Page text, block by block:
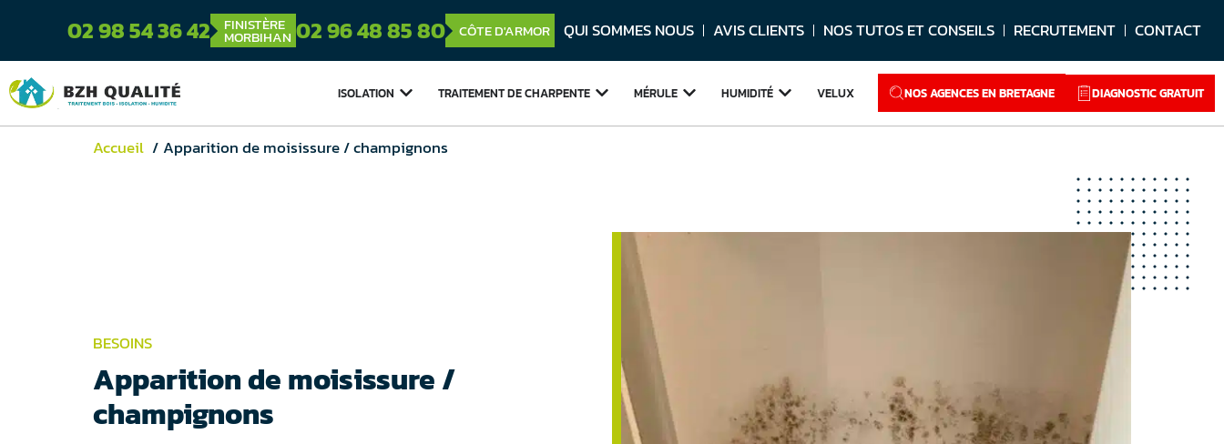
02 98 54 36 42 FINISTÈRE
MORBIHAN 02 96 48 85 80 CÔTE D'ARMOR QUI SOMMES NOUS AVIS CLIENTS NOS TUTOS ET CONSEILS RECRUTEMENT CONTACT
ISOLATION TRAITEMENT DECHARPENTE MÉRULE HUMIDITÉ VELUX NOS AGENCES EN BRETAGNE DIAGNOSTIC GRATUIT
Accueil Apparition de moisissure / champignons
BESOINS
Apparition de moisissure /
champignons